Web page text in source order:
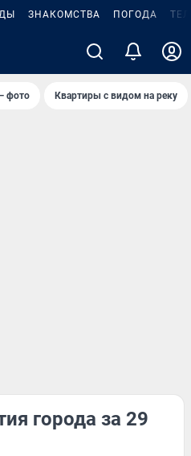
ЗНАКОМСТВА ПОГОДА
фото Квартиры с видом на реку
города за 29